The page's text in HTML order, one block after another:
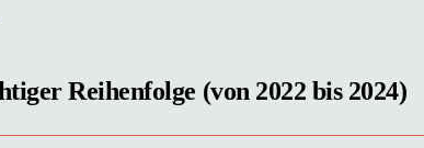
Reihenfolge (von 2022 bis 2024)